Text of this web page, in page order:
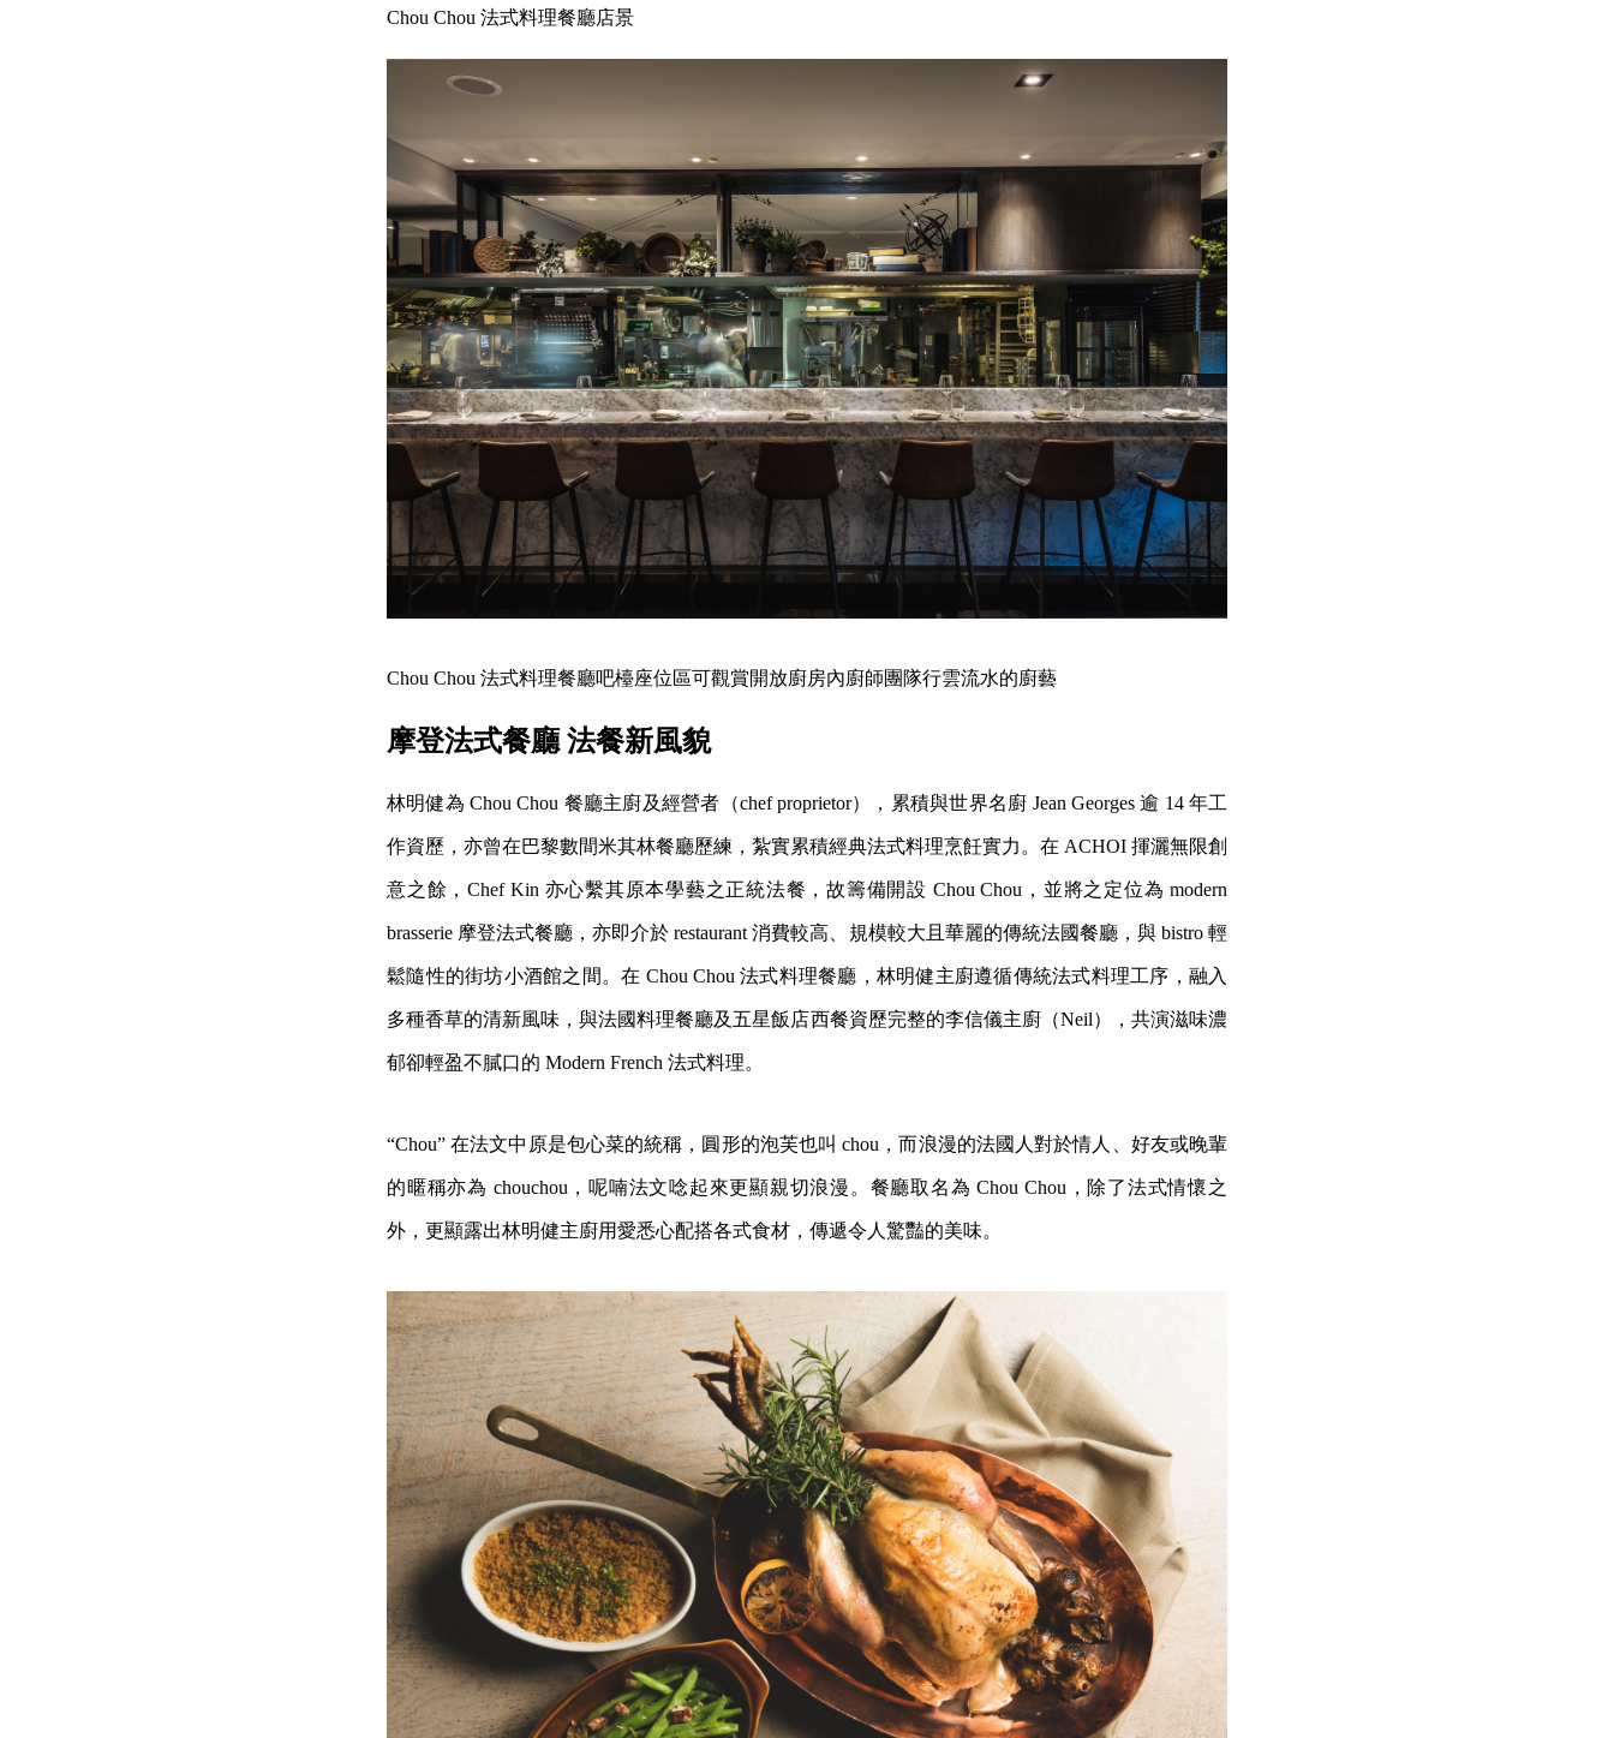
Chou Chou 法式料理餐廳店景
Chou Chou 法式料理餐廳吧檯座位區可觀賞開放廚房內廚師團隊行雲流水的廚藝
摩登法式餐廳 法餐新風貌
林明健為 Chou Chou 餐廳主廚及經營者（chef proprietor），累積與世界名廚 Jean Georges 逾 14 年工
作資歷，亦曾在巴黎數間米其林餐廳歷練，紮實累積經典法式料理烹飪實力。在 ACHOI 揮灑無限創
意之餘，Chef Kin 亦心繫其原本學藝之正統法餐，故籌備開設 Chou Chou，並將之定位為 modern
brasserie 摩登法式餐廳，亦即介於 restaurant 消費較高、規模較大且華麗的傳統法國餐廳，與 bistro 輕
鬆隨性的街坊小酒館之間。在 Chou Chou 法式料理餐廳，林明健主廚遵循傳統法式料理工序，融入
多種香草的清新風味，與法國料理餐廳及五星飯店西餐資歷完整的李信儀主廚（Neil），共演滋味濃
郁卻輕盈不膩口的 Modern French 法式料理。
“Chou” 在法文中原是包心菜的統稱，圓形的泡芙也叫 chou，而浪漫的法國人對於情人、好友或晚輩
的暱稱亦為 chouchou，呢喃法文唸起來更顯親切浪漫。餐廳取名為 Chou Chou，除了法式情懷之
外，更顯露出林明健主廚用愛悉心配搭各式食材，傳遞令人驚豔的美味。